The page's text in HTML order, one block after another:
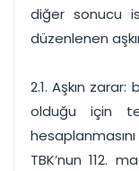
diğer sonucu
düzenlenen
2.1. Aşkın
olduğu için
TBK’nun 112.